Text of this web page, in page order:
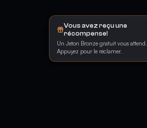
Vous avez reçu une
récompense!
Un Jeton Bronze gratuit vous attend.
Appuyez pour le réclamer.